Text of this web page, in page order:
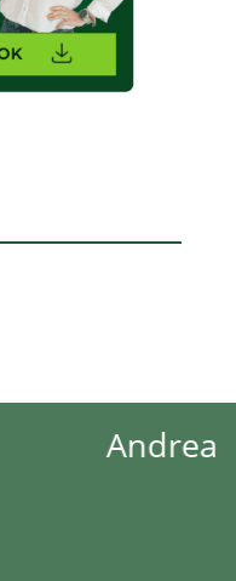
Andrea